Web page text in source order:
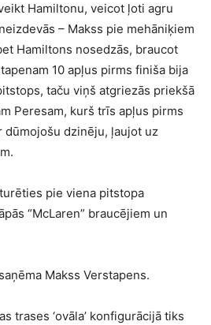
Hamiltonu, veicot ļoti agru
– Makss pie mehāniķiem
Hamiltons nosedzās, braucot
10 apļus pirms finiša bija
taču viņš atgriezās priekšā
Peresam, kurš trīs apļus pirms
dūmojošu dzinēju, ļaujot uz
pie viena pitstopa
“McLaren” braucējiem un
Makss Verstapens.
trases ‘ovāla’ konfigurācijā tiks